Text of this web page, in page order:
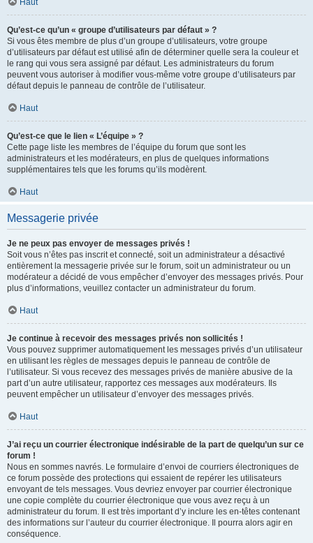
Haut
Qu’est-ce qu’un « groupe d’utilisateurs par défaut » ?
Si vous êtes membre de plus d’un groupe d’utilisateurs, votre groupe
d’utilisateurs par défaut est utilisé afin de déterminer quelle sera la couleur et
le rang qui vous sera assigné par défaut. Les administrateurs du forum
peuvent vous autoriser à modifier vous-même votre groupe d’utilisateurs par
défaut depuis le panneau de contrôle de l’utilisateur.
Haut
Qu’est-ce que le lien « L’équipe » ?
Cette page liste les membres de l’équipe du forum que sont les
administrateurs et les modérateurs, en plus de quelques informations
supplémentaires tels que les forums qu’ils modèrent.
Haut
Messagerie privée
Je ne peux pas envoyer de messages privés !
Soit vous n’êtes pas inscrit et connecté, soit un administrateur a désactivé
entièrement la messagerie privée sur le forum, soit un administrateur ou un
modérateur a décidé de vous empêcher d’envoyer des messages privés. Pour
plus d’informations, veuillez contacter un administrateur du forum.
Haut
Je continue à recevoir des messages privés non sollicités !
Vous pouvez supprimer automatiquement les messages privés d’un utilisateur
en utilisant les règles de messages depuis le panneau de contrôle de
l’utilisateur. Si vous recevez des messages privés de manière abusive de la
part d’un autre utilisateur, rapportez ces messages aux modérateurs. Ils
peuvent empêcher un utilisateur d’envoyer des messages privés.
Haut
J’ai reçu un courrier électronique indésirable de la part de quelqu’un sur ce
forum !
Nous en sommes navrés. Le formulaire d’envoi de courriers électroniques de
ce forum possède des protections qui essaient de repérer les utilisateurs
envoyant de tels messages. Vous devriez envoyer par courrier électronique
une copie complète du courrier électronique que vous avez reçu à un
administrateur du forum. Il est très important d’y inclure les en-têtes contenant
des informations sur l’auteur du courrier électronique. Il pourra alors agir en
conséquence.